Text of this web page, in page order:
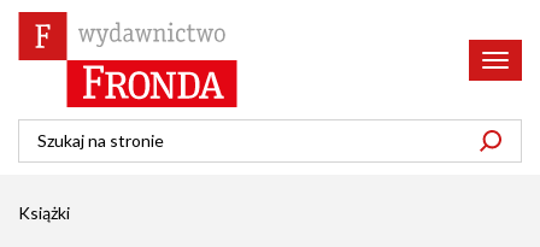
Książki